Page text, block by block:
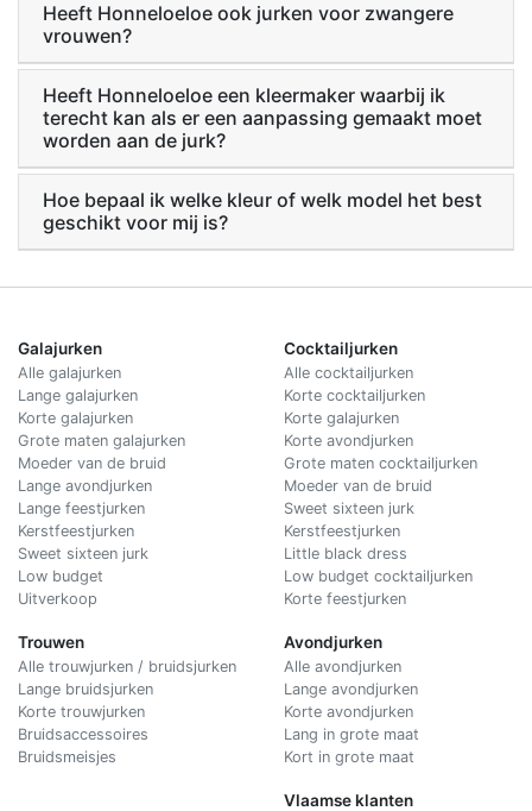
Heeft Honneloeloe ook jurken voor zwangere
vrouwen?
Heeft Honneloeloe een kleermaker waarbij ik
terecht kan als er een aanpassing gemaakt moet
worden aan de jurk?
Hoe bepaal ik welke kleur of welk model het best
geschikt voor mij is?
Galajurken
Alle galajurken
Lange galajurken
Korte galajurken
Grote maten galajurken
Moeder van de bruid
Lange avondjurken
Lange feestjurken
Kerstfeestjurken
Sweet sixteen jurk
Low budget
Uitverkoop
Trouwen
Alle trouwjurken / bruidsjurken
Lange bruidsjurken
Korte trouwjurken
Bruidsaccessoires
Bruidsmeisjes
Cocktailjurken
Alle cocktailjurken
Korte cocktailjurken
Korte galajurken
Korte avondjurken
Grote maten cocktailjurken
Moeder van de bruid
Sweet sixteen jurk
Kerstfeestjurken
Little black dress
Low budget cocktailjurken
Korte feestjurken
Avondjurken
Alle avondjurken
Lange avondjurken
Korte avondjurken
Lang in grote maat
Kort in grote maat
Vlaamse klanten